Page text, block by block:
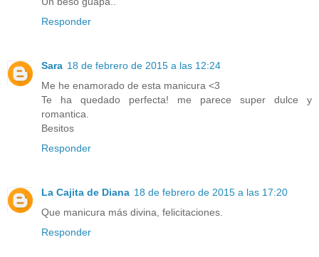
Responder
Sara 18 de febrero de 2015 a las 12:24
Me he enamorado de esta manicura <3
Te ha quedado perfecta! me parece super dulce y
romantica.
Besitos
Responder
La Cajita de Diana 18 de febrero de 2015 a las 17:20
Que manicura más divina, felicitaciones.
Responder